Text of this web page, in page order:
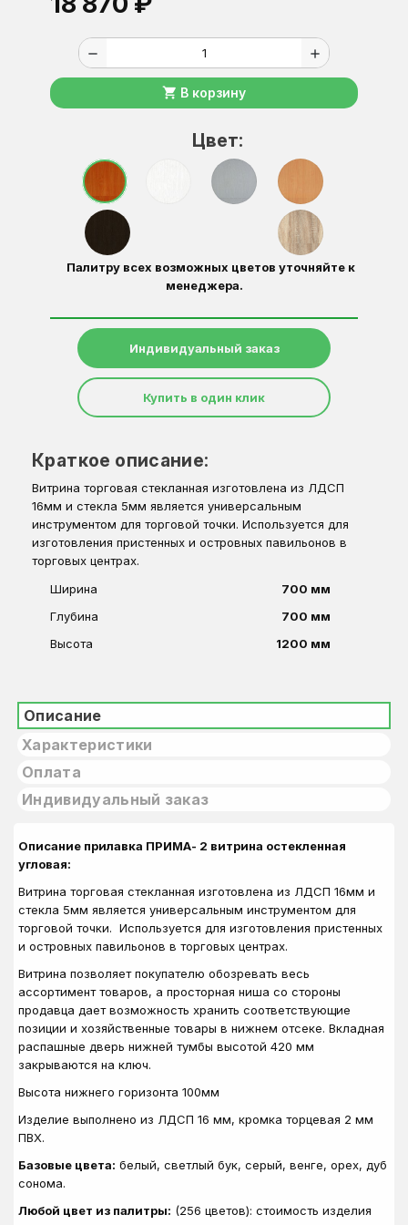
remove add
shopping_cart В корзину
Цвет:
Палитру всех возможных цветов уточняйте к
менеджера.
Индивидуальный заказ
Купить в один клик
Краткое описание:
Витрина торговая стекланная изготовлена из ЛДСП
16мм и стекла 5мм является универсальным
инструментом для торговой точки. Используется для
изготовления пристенных и островных павильонов в
торговых центрах.
Ширина
700 мм
Глубина
700 мм
Высота
1200 мм
Описание
Характеристики
Оплата
Индивидуальный заказ
Описание прилавка ПРИМА- 2 витрина остекленная
угловая:
Витрина торговая стекланная изготовлена из ЛДСП 16мм и
стекла 5мм является универсальным инструментом для
торговой точки. Используется для изготовления пристенных
и островных павильонов в торговых центрах.
Витрина позволяет покупателю обозревать весь
ассортимент товаров, а просторная ниша со стороны
продавца дает возможность хранить соответствующие
позиции и хозяйственные товары в нижнем отсеке. Вкладная
распашные дверь нижней тумбы высотой 420 мм
закрываются на ключ.
Высота нижнего горизонта 100мм
Изделие выполнено из ЛДСП 16 мм, кромка торцевая 2 мм
ПВХ.
Базовые цвета: белый, светлый бук, серый, венге, орех, дуб
сонома.
Любой цвет из палитры: (256 цветов): стоимость изделия